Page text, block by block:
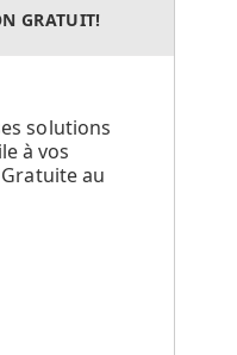
solutions
à vos
au
GRATUIT!